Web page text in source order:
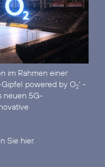
im Rahmen einer
powered by O2‘ -
neuen 5G-
Sie hier.